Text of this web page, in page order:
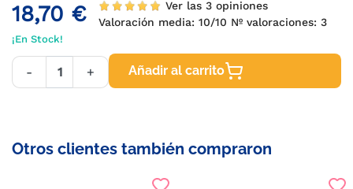
18,70 €
Ver las 3 opiniones
Valoración media: 10/10 Nº valoraciones: 3
¡En Stock!
- + Añadir al carrito
Otros clientes también compraron